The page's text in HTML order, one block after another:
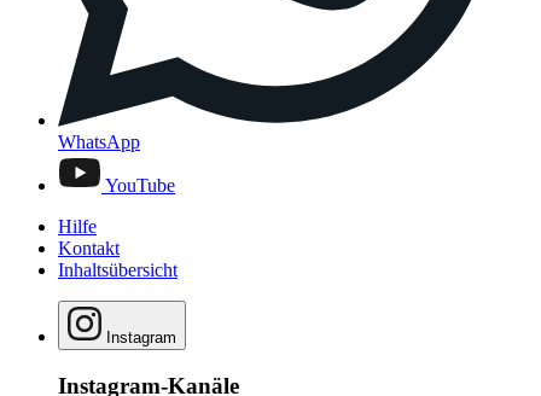
WhatsApp
YouTube
Hilfe
Kontakt
Inhaltsübersicht
Instagram
Instagram-Kanäle